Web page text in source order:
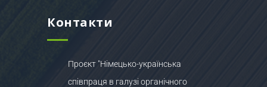
Контакти
Проєкт "Німецько-українська
співпраця в галузі органічного